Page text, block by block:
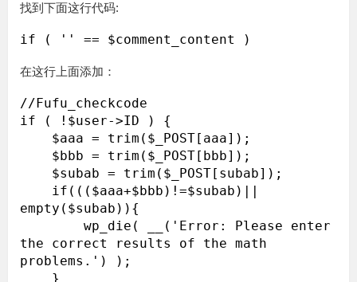
找到下面这行代码:
在这行上面添加：
//Fufu_checkcode
if ( !$user->ID ) {
empty($subab)){
the correct results of the math
problems.') );